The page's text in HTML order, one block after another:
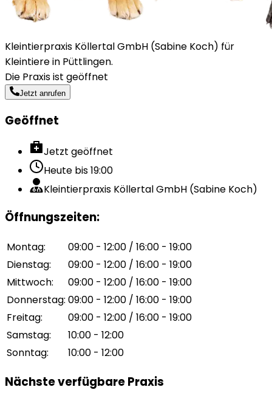
Kleintierpraxis Köllertal GmbH (Sabine Koch) für
Kleintiere in Püttlingen.
Die Praxis ist geöffnet
Jetzt anrufen
Geöffnet
Jetzt geöffnet
Heute bis19:00
Kleintierpraxis Köllertal GmbH (Sabine Koch)
Öffnungszeiten:
Montag:
09:00 - 12:00 / 16:00 - 19:00
Dienstag:
09:00 - 12:00 / 16:00 - 19:00
Mittwoch:
09:00 - 12:00 / 16:00 - 19:00
Donnerstag: 09:00 - 12:00 / 16:00 - 19:00
Freitag:
09:00 - 12:00 / 16:00 - 19:00
Samstag:
10:00 - 12:00
Sonntag: 10:00 - 12:00
Nächste verfügbare Praxis